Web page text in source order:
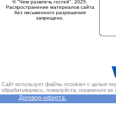
© "Чем развлечь гостей", 2025.
Распространение материалов сайта
без письменного разрешения
запрещено.
Сайт использует файлы «cookie» с целью
обрабатывались, пожалуйста, ограничьте
Договор-оферта.